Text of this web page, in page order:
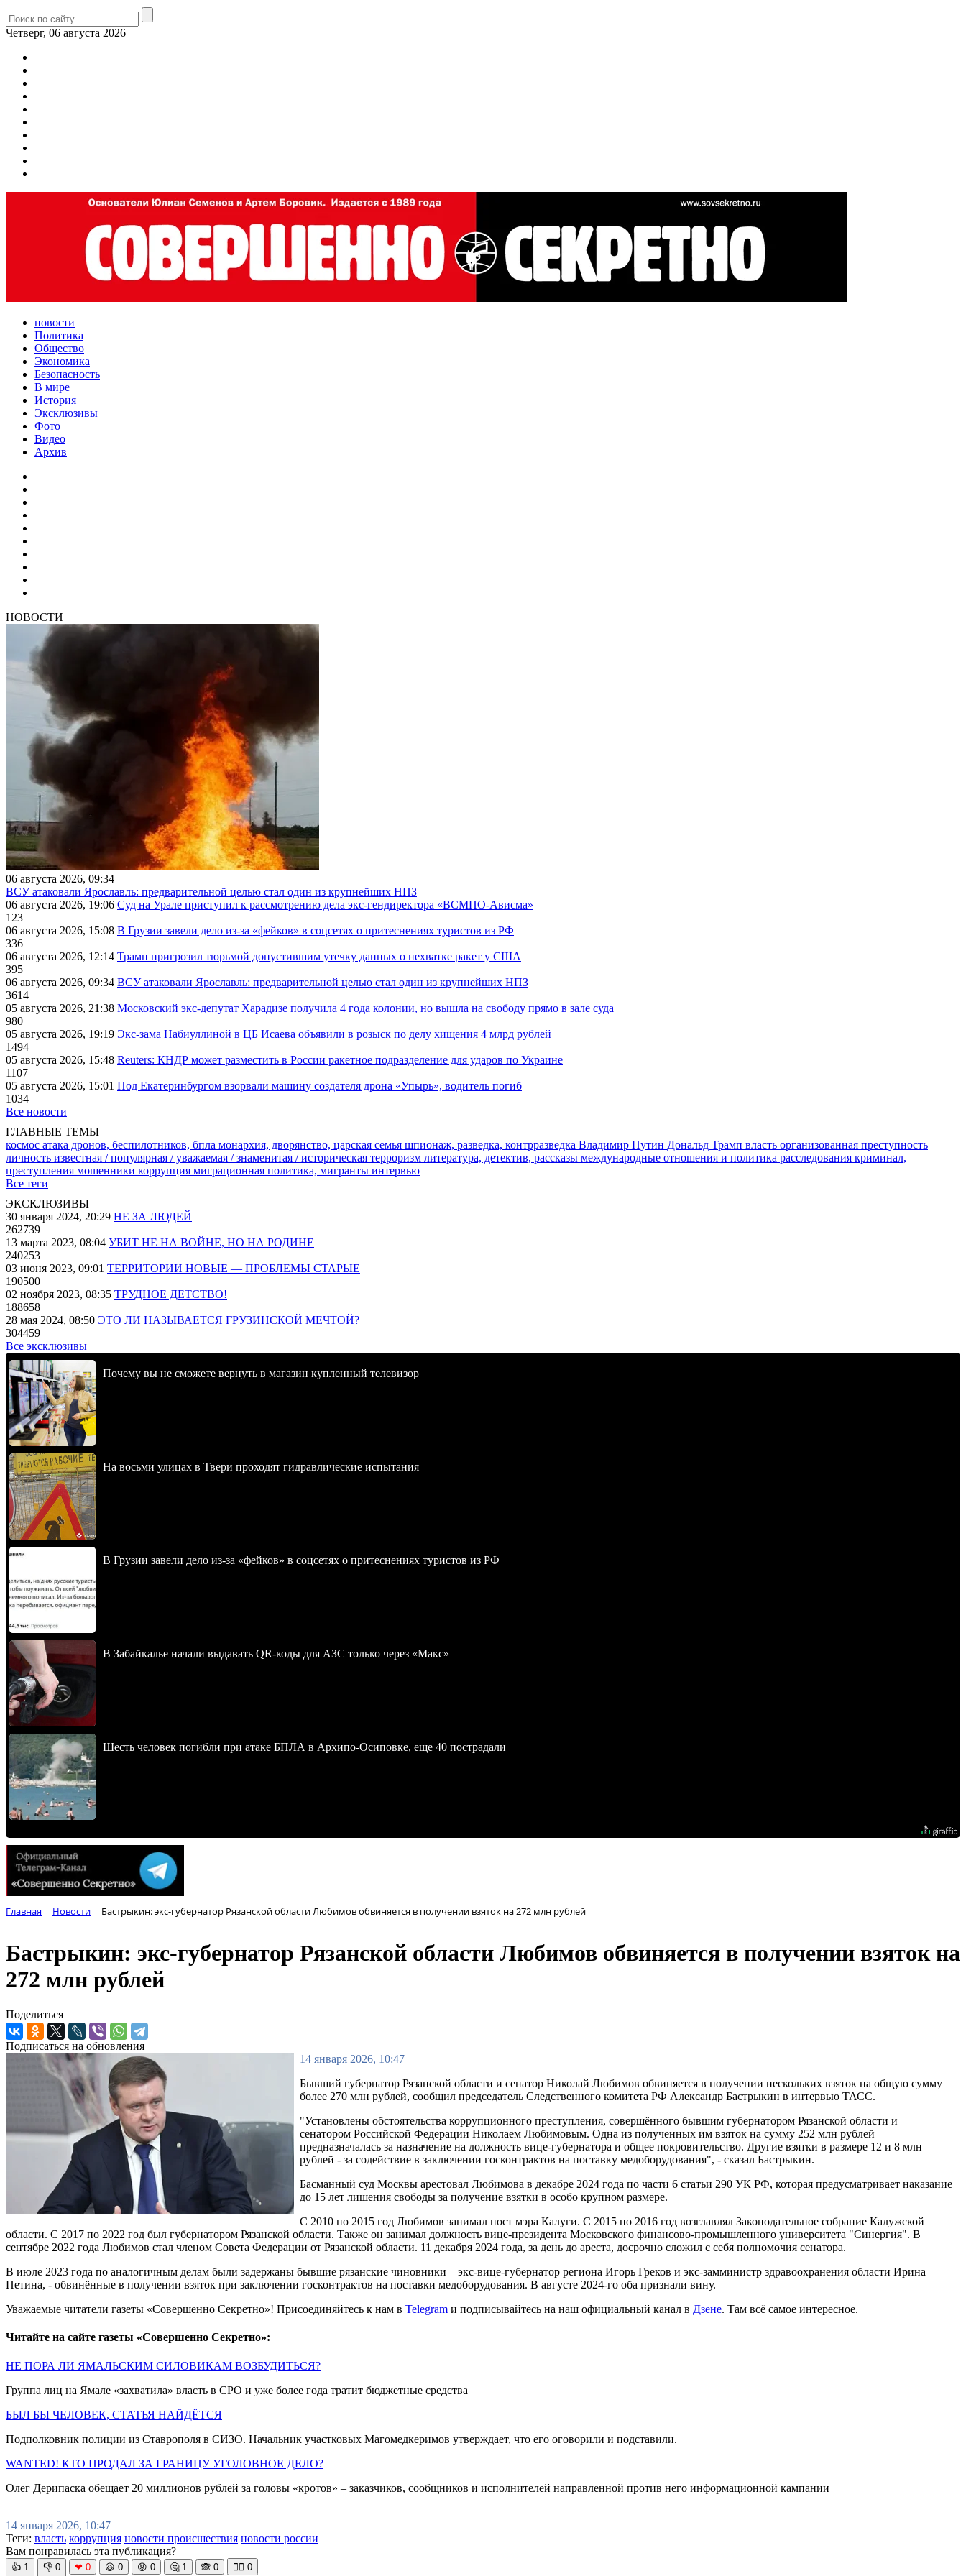
Четверг, 06 августа 2026
новости
Политика
Общество
Экономика
Безопасность
В мире
История
Эксклюзивы
Фото
Видео
Архив
НОВОСТИ
06 августа 2026, 09:34
ВСУ атаковали Ярославль: предварительной целью стал один из крупнейших НПЗ
06 августа 2026, 19:06 Суд на Урале приступил к рассмотрению дела экс-гендиректора «ВСМПО-Ависма»
123
06 августа 2026, 15:08 В Грузии завели дело из-за «фейков» в соцсетях о притеснениях туристов из РФ
336
06 августа 2026, 12:14 Трамп пригрозил тюрьмой допустившим утечку данных о нехватке ракет у США
395
06 августа 2026, 09:34 ВСУ атаковали Ярославль: предварительной целью стал один из крупнейших НПЗ
3614
05 августа 2026, 21:38 Московский экс-депутат Харадизе получила 4 года колонии, но вышла на свободу прямо в зале суда
980
05 августа 2026, 19:19 Экс-зама Набиуллиной в ЦБ Исаева объявили в розыск по делу хищения 4 млрд рублей
1494
05 августа 2026, 15:48 Reuters: КНДР может разместить в России ракетное подразделение для ударов по Украине
1107
05 августа 2026, 15:01 Под Екатеринбургом взорвали машину создателя дрона «Упырь», водитель погиб
1034
Все новости
ГЛАВНЫЕ ТЕМЫ
космос атака дронов, беспилотников, бпла монархия, дворянство, царская семья шпионаж, разведка, контрразведка Владимир Путин Дональд Трамп власть организованная преступность
личность известная / популярная / уважаемая / знаменитая / историческая терроризм литература, детектив, рассказы международные отношения и политика расследования криминал,
преступления мошенники коррупция миграционная политика, мигранты интервью
Все теги
ЭКСКЛЮЗИВЫ
30 января 2024, 20:29 НЕ ЗА ЛЮДЕЙ
262739
13 марта 2023, 08:04 УБИТ НЕ НА ВОЙНЕ, НО НА РОДИНЕ
240253
03 июня 2023, 09:01 ТЕРРИТОРИИ НОВЫЕ — ПРОБЛЕМЫ СТАРЫЕ
190500
02 ноября 2023, 08:35 ТРУДНОЕ ДЕТСТВО!
188658
28 мая 2024, 08:50 ЭТО ЛИ НАЗЫВАЕТСЯ ГРУЗИНСКОЙ МЕЧТОЙ?
304459
Все эксклюзивы
Почему вы не сможете вернуть в магазин купленный телевизор
На восьми улицах в Твери проходят гидравлические испытания
В Грузии завели дело из-за «фейков» в соцсетях о притеснениях туристов из РФ
В Забайкалье начали выдавать QR-коды для АЗС только через «Макс»
Шесть человек погибли при атаке БПЛА в Архипо-Осиповке, еще 40 пострадали
Главная Новости Бастрыкин: экс-губернатор Рязанской области Любимов обвиняется в получении взяток на 272 млн рублей
Бастрыкин: экс-губернатор Рязанской области Любимов обвиняется в получении взяток на
272 млн рублей
Поделиться
Подписаться на обновления
14 января 2026, 10:47
Бывший губернатор Рязанской области и сенатор Николай Любимов обвиняется в получении нескольких взяток на общую сумму
более 270 млн рублей, сообщил председатель Следственного комитета РФ Александр Бастрыкин в интервью ТАСС.
"Установлены обстоятельства коррупционного преступления, совершённого бывшим губернатором Рязанской области и
сенатором Российской Федерации Николаем Любимовым. Одна из полученных им взяток на сумму 252 млн рублей
предназначалась за назначение на должность вице-губернатора и общее покровительство. Другие взятки в размере 12 и 8 млн
рублей - за содействие в заключении госконтрактов на поставку медоборудования", - сказал Бастрыкин.
Басманный суд Москвы арестовал Любимова в декабре 2024 года по части 6 статьи 290 УК РФ, которая предусматривает наказание
до 15 лет лишения свободы за получение взятки в особо крупном размере.
С 2010 по 2015 год Любимов занимал пост мэра Калуги. С 2015 по 2016 год возглавлял Законодательное собрание Калужской
области. С 2017 по 2022 год был губернатором Рязанской области. Также он занимал должность вице-президента Московского финансово-промышленного университета "Синергия". В
сентябре 2022 года Любимов стал членом Совета Федерации от Рязанской области. 11 декабря 2024 года, за день до ареста, досрочно сложил с себя полномочия сенатора.
В июле 2023 года по аналогичным делам были задержаны бывшие рязанские чиновники – экс-вице-губернатор региона Игорь Греков и экс-замминистр здравоохранения области Ирина
Петина, - обвинённые в получении взяток при заключении госконтрактов на поставки медоборудования. В августе 2024-го оба признали вину.
Уважаемые читатели газеты «Совершенно Секретно»! Присоединяйтесь к нам в Telegram и подписывайтесь на наш официальный канал в Дзене. Там всё самое интересное.
Читайте на сайте газеты «Совершенно Секретно»:
НЕ ПОРА ЛИ ЯМАЛЬСКИМ СИЛОВИКАМ ВОЗБУДИТЬСЯ?
Группа лиц на Ямале «захватила» власть в СРО и уже более года тратит бюджетные средства
БЫЛ БЫ ЧЕЛОВЕК, СТАТЬЯ НАЙДЁТСЯ
Подполковник полиции из Ставрополя в СИЗО. Начальник участковых Магомедкеримов утверждает, что его оговорили и подставили.
WANTED! КТО ПРОДАЛ ЗА ГРАНИЦУ УГОЛОВНОЕ ДЕЛО?
Олег Дерипаска обещает 20 миллионов рублей за головы «кротов» – заказчиков, сообщников и исполнителей направленной против него информационной кампании
14 января 2026, 10:47
Теги: власть коррупция новости происшествия новости россии
Вам понравилась эта публикация?
👍 1 👎 0 ❤ 0 😆 0 😡 0 🤔 1 🙈 0 🧘‍♀️ 0